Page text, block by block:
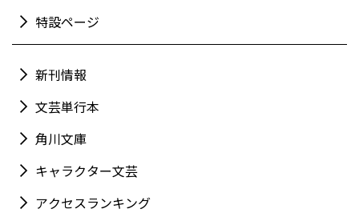
特設ページ
新刊情報
文芸単行本
角川文庫
キャラクター文芸
アクセスランキング